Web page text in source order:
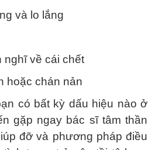
và lo lắng
về cái chết
hoặc chán nản
có bất kỳ dấu hiệu nào ở
gặp ngay bác sĩ tâm thần
đỡ và phương pháp điều